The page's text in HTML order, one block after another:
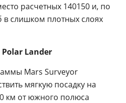
расчетных 140150 и, по
в слишком плотных слоях
Polar Lander
Mars Surveyor
мягкую посадку на
км от южного полюса